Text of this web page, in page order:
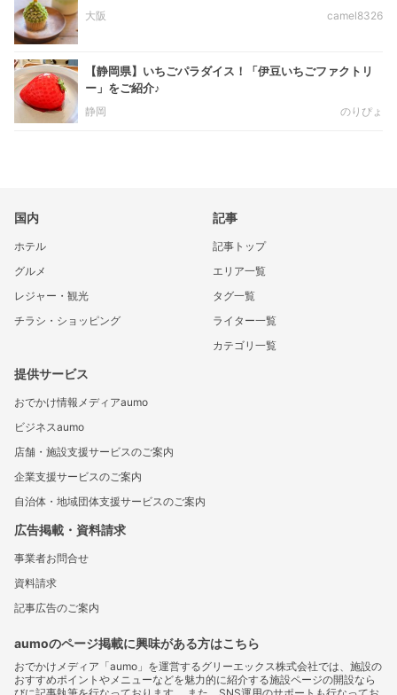
大阪
camel8326
【静岡県】いちごパラダイス！「伊豆いちごファクトリ
ー」をご紹介♪
静岡
のりぴょ
国内
ホテル
グルメ
レジャー・観光
チラシ・ショッピング
記事
記事トップ
エリア一覧
タグ一覧
ライター一覧
カテゴリ一覧
提供サービス
おでかけ情報メディアaumo
ビジネスaumo
店舗・施設支援サービスのご案内
企業支援サービスのご案内
自治体・地域団体支援サービスのご案内
広告掲載・資料請求
事業者お問合せ
資料請求
記事広告のご案内
aumoのページ掲載に興味がある方はこちら
おでかけメディア「aumo」を運営するグリーエックス株式会社では、施設の
おすすめポイントやメニューなどを魅力的に紹介する施設ページの開設なら